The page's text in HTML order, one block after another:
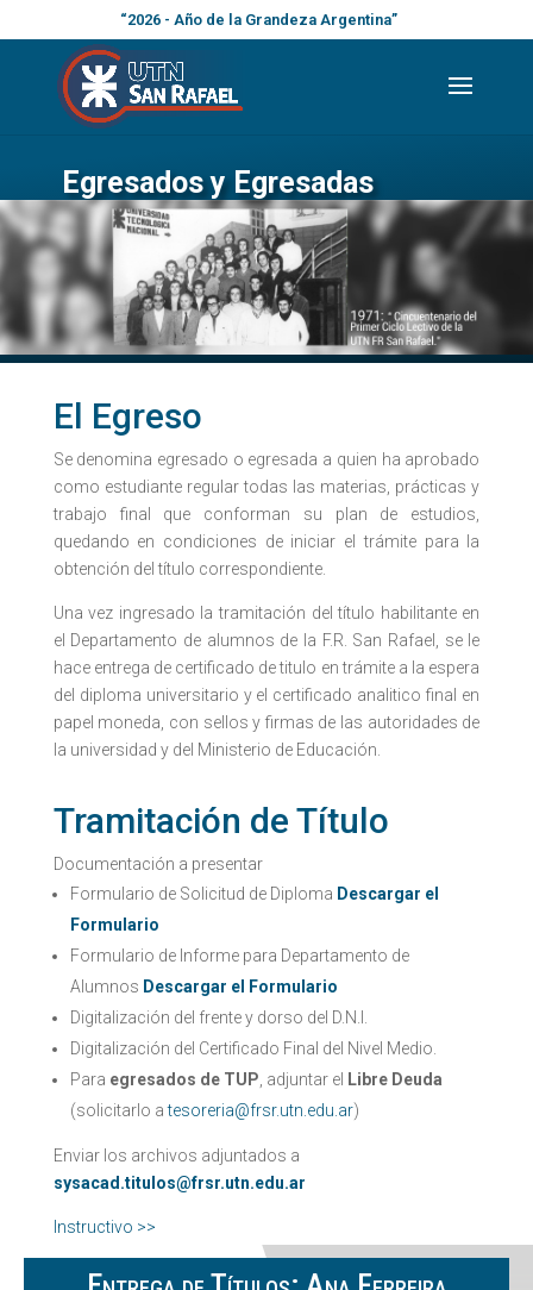
“2026 - Año de la Grandeza Argentina”
Egresados y Egresadas
El Egreso
Se denomina egresado o egresada a quien ha aprobado
como estudiante regular todas las materias, prácticas y
trabajo final que conforman su plan de estudios,
quedando en condiciones de iniciar el trámite para la
obtención del título correspondiente.
Una vez ingresado la tramitación del título habilitante en
el Departamento de alumnos de la F.R. San Rafael, se le
hace entrega de certificado de titulo en trámite a la espera
del diploma universitario y el certificado analitico final en
papel moneda, con sellos y firmas de las autoridades de
la universidad y del Ministerio de Educación.
Tramitación de Título
Documentación a presentar
Formulario de Solicitud de Diploma Descargar el
Formulario
Formulario de Informe para Departamento de
Alumnos Descargar el Formulario
Digitalización del frente y dorso del D.N.I.
Digitalización del Certificado Final del Nivel Medio.
Para egresados de TUP , adjuntar el Libre Deuda
(solicitarlo atesoreria@frsr.utn.edu.ar)
Enviar los archivos adjuntados a
sysacad.titulos@frsr.utn.edu.ar
Instructivo >>